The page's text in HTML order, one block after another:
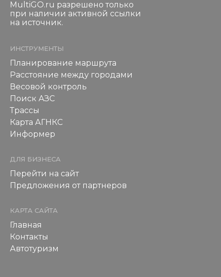
MultiGO.ru разрешено только
при наличии активной ссылки
на источник.
ИНСТРУМЕНТЫ
Планирование маршрута
Расстояние между городами
Весовой контроль
Поиск АЗС
Трассы
Карта АГНКС
Информер
ДЛЯ БИЗНЕСА
Перейти на сайт
Предложения от партнеров
КАРТА САЙТА
Главная
Контакты
Автотуризм